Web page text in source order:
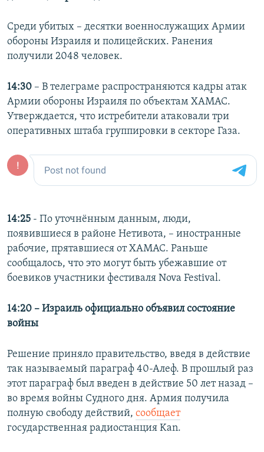
Среди убитых – десятки военнослужащих Армии
обороны Израиля и полицейских. Ранения
получили 2048 человек.
14:30 – В телеграме распространяются кадры атак
Армии обороны Израиля по объектам ХАМАС.
Утверждается, что истребители атаковали три
оперативных штаба группировки в секторе Газа.
14:25 - По уточнённым данным, люди,
появившиеся в районе Нетивота, – иностранные
рабочие, прятавшиеся от ХАМАС. Раньше
сообщалось, что это могут быть убежавшие от
боевиков участники фестиваля Nova Festival.
14:20 – Израиль официально объявил состояние
войны
Решение приняло правительство, введя в действие
так называемый параграф 40-Алеф. В прошлый раз
этот параграф был введен в действие 50 лет назад –
во время войны Судного дня. Армия получила
полную свободу действий, сообщает
государственная радиостанция Kan.